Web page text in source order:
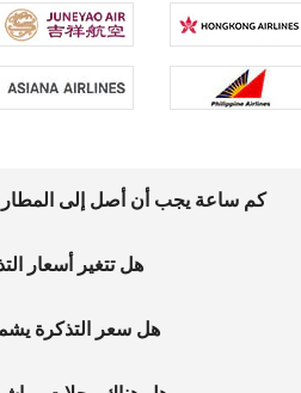
كم ساعة يجب أن أصل إلى المطار
هل تتغير أسعار
هل سعر التذكرة